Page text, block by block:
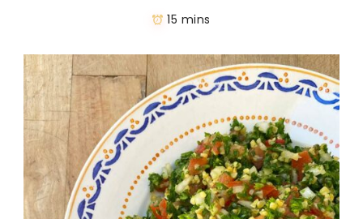
15 mins